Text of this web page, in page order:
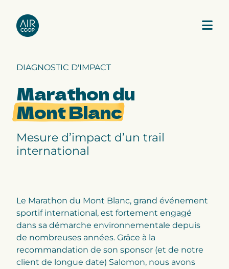
Nos expertises
Nos projets
DIAGNOSTIC D'IMPACT
Marathon du
Mont Blanc
Mesure d’impact d’un trail
international
Le Marathon du Mont Blanc, grand événement
sportif international, est fortement engagé
dans sa démarche environnementale depuis
de nombreuses années. Grâce à la
recommandation de son sponsor (et de notre
client de longue date) Salomon, nous avons